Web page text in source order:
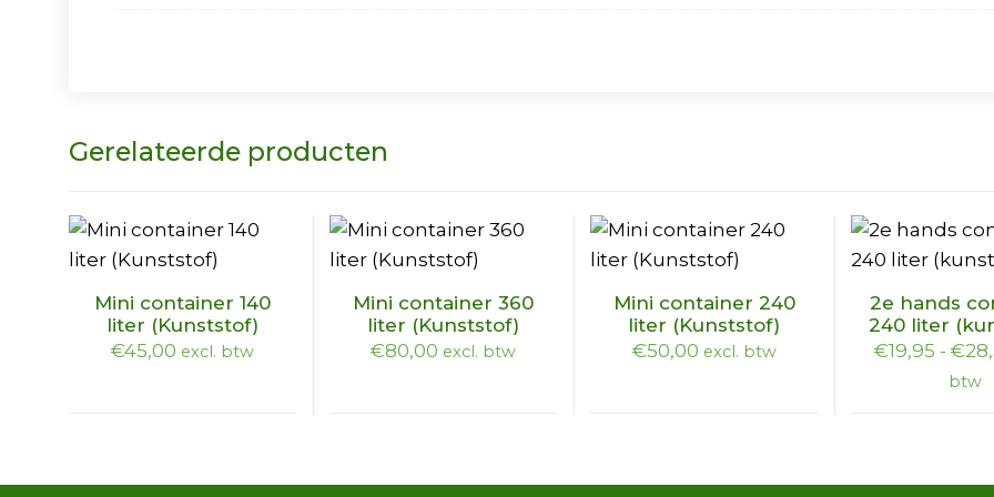
Gerelateerde producten
product
heeft
Mini container 140
liter (Kunststof)
€45,00 excl. btw
product
heeft
Mini container 360
liter (Kunststof)
€80,00 excl. btw
product
heeft
Mini container 240
liter (Kunststof)
€50,00 excl. btw
product
heeft
2e hands
240 liter
€19,95 - €
btw